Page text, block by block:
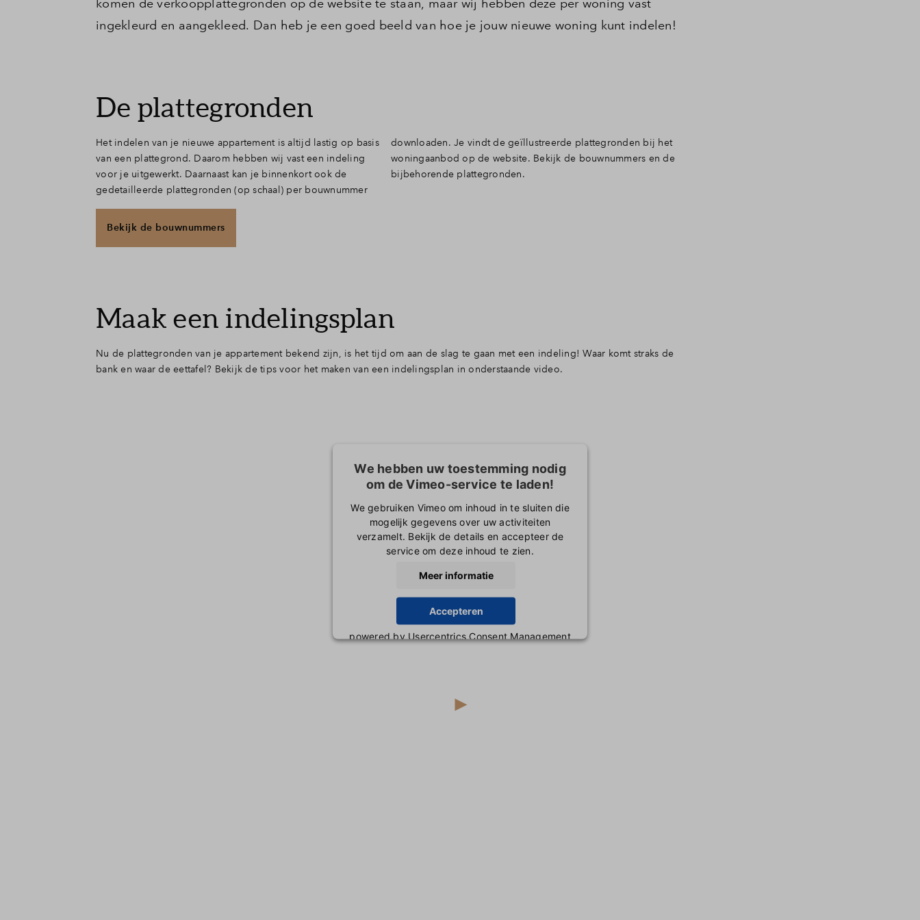
komen de verkoopplattegronden op de website te staan, maar wij hebben deze per woning vast
ingekleurd en aangekleed. Dan heb je een goed beeld van hoe je jouw nieuwe woning kunt indelen!
De plattegronden
Het indelen van je nieuwe appartement is altijd lastig op basis
van een plattegrond. Daarom hebben wij vast een indeling
voor je uitgewerkt. Daarnaast kan je binnenkort ook de
gedetailleerde plattegronden (op schaal) per bouwnummer
downloaden. Je vindt de geïllustreerde plattegronden bij het
woningaanbod op de website. Bekijk de bouwnummers en de
bijbehorende plattegronden.
Bekijk de bouwnummers
Maak een indelingsplan
Nu de plattegronden van je appartement bekend zijn, is het tijd om aan de slag te gaan met een indeling! Waar komt straks de
bank en waar de eettafel? Bekijk de tips voor het maken van een indelingsplan in onderstaande video.
We hebben uw toestemming nodig
om de Vimeo-service te laden!
We gebruiken Vimeo om inhoud in te sluiten die
mogelijk gegevens over uw activiteiten
verzamelt. Bekijk de details en accepteer de
service om deze inhoud te zien.
Meer informatie
Accepteren
powered by Usercentrics Consent Management